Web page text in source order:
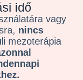
idő
vagy
nincs
mezoterápia